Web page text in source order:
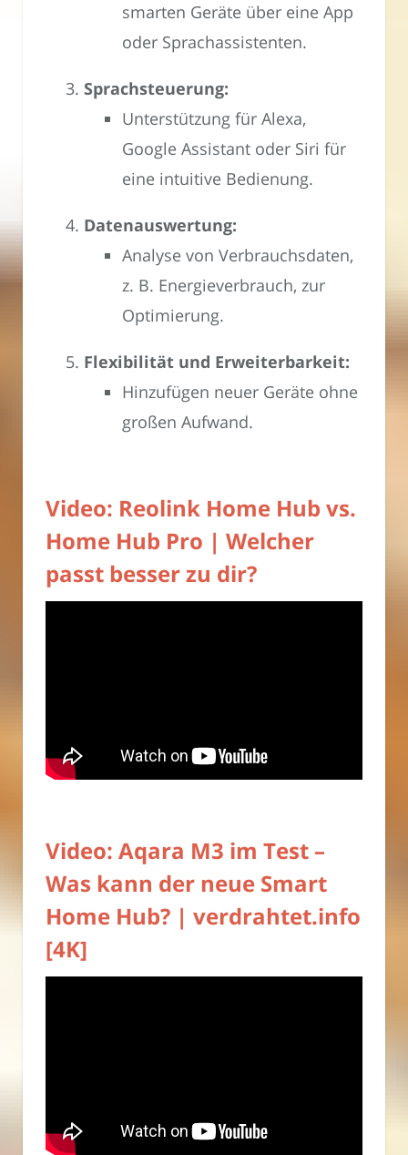
smarten Geräte über eine App
oder Sprachassistenten.
Sprachsteuerung:
Unterstützung für Alexa,
Google Assistant oder Siri für
eine intuitive Bedienung.
Datenauswertung:
Analyse von Verbrauchsdaten,
z. B. Energieverbrauch, zur
Optimierung.
Flexibilität und Erweiterbarkeit:
Hinzufügen neuer Geräte ohne
großen Aufwand.
Video: Reolink Home Hub vs.
Home Hub Pro | Welcher
passt besser zu dir?
Video: Aqara M3 im Test –
Was kann der neue Smart
Home Hub? | verdrahtet.info
[4K]